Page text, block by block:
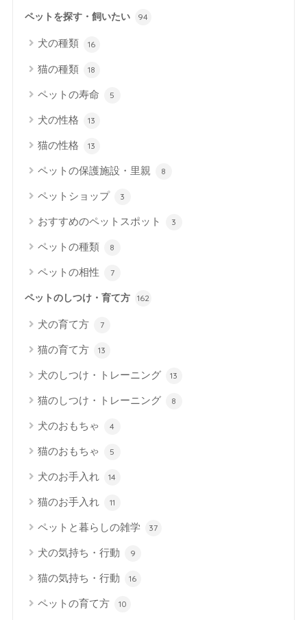
ペットを探す・飼いたい 94
犬の種類 16
猫の種類 18
ペットの寿命 5
犬の性格 13
猫の性格 13
ペットの保護施設・里親 8
ペットショップ 3
おすすめのペットスポット 3
ペットの種類 8
ペットの相性 7
ペットのしつけ・育て方 162
犬の育て方 7
猫の育て方 13
犬のしつけ・トレーニング 13
猫のしつけ・トレーニング 8
犬のおもちゃ 4
猫のおもちゃ 5
犬のお手入れ 14
猫のお手入れ 11
ペットと暮らしの雑学 37
犬の気持ち・行動 9
猫の気持ち・行動 16
ペットの育て方 10